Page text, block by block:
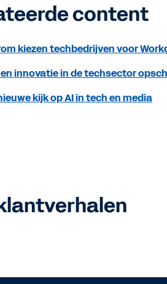
content
kiezen techbedrijven voor
innovatie in de techsector
kijk op AI in tech en media